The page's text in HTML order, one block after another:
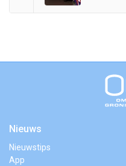
Nieuws
Nieuwstips
App